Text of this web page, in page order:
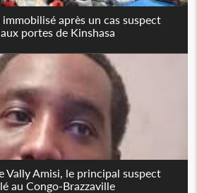
après un cas suspect
portes de Kinshasa
Vally Amisi, le principal suspect
au Congo-Brazzaville